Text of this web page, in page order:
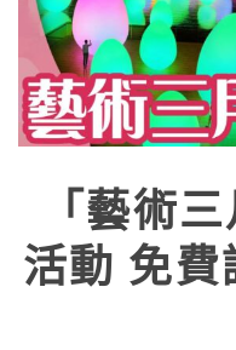
「藝術
活動 免